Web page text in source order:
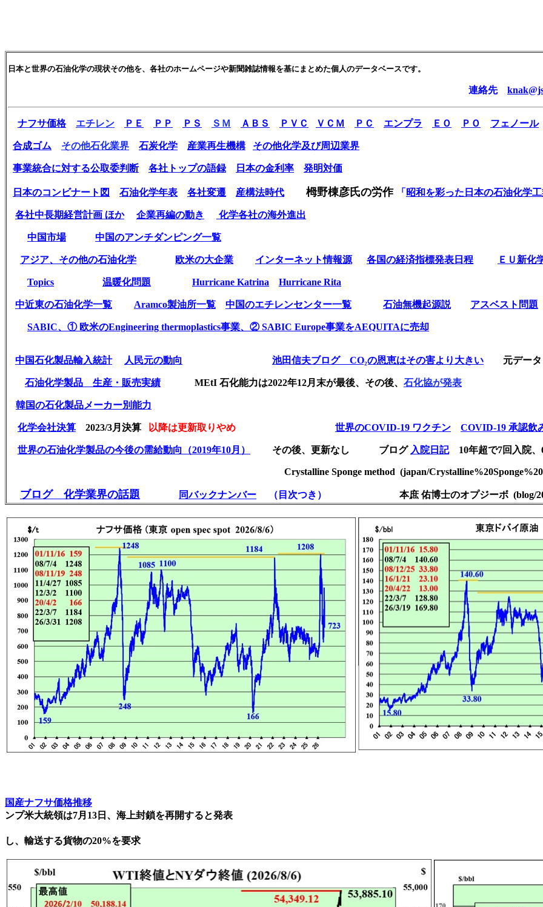
日本と世界の石油化学の現状その他を、各社のホームページや新聞雑誌情報を基にまとめた個人のデータベースです。
連絡先
ナフサ価格 エチレン ＰＥ ＰＰ ＰＳ ＳＭ ＡＢＳ ＰＶＣ ＶＣＭ ＰＣ エンプラ ＥＯ ＰＯ フェノール
合成ゴム その他石化業界 石炭化学 産業再生機構 その他化学及び周辺業界
事業統合に対する公取委判断 各社トップの語録 日本の金利率 発明対価
日本のコンビナート図 石油化学年表 各社変遷 産構法時代 栂野棟彦氏の労作 「 昭和を彩った日本の石油化学
各社中長期経営計画 ほか 企業再編の動き 化学各社の海外進出
中国市場 中国のアンチダンピング一覧
アジア、その他の石油化学 欧米の大企業 インターネット情報源 各国の経済指標発表日程 ＥＵ新化
Topics 温暖化問題 Hurricane Katrina Hurricane Rita
中近東の石油化学一覧 Aramco製油所一覧 中国のエチレンセンター一覧 石油無機起源説 アスベスト問題
SABIC、① 欧米のEngineering thermoplastics事業、② SABIC Europe事業をAEQUITAに売却
中国石化製品輸入統計 人民元の動向 池田信夫ブログ CO₂の恩恵はその害より大きい 元デー
石油化学製品 生産・販売実績 MEtI 石化能力は2022年12月末が最後、その後、 石化協が発表
韓国の石化製品メーカー別能力
化学会社決算 2023/3月決算 以降は更新取りやめ 世界のCOVID-19 ワクチン COVID-19 承認飲
世界の石油化学製品の今後の需給動向（2019年10月） その後、更新なし ブログ 入院日記10年超で7回入院、
Crystalline Sponge method (japan/
ブログ 化学業界の話題 同バックナンバー （目次つき） 本庶 佑博士のオプジーボ (blog/
国産ナフサ価格推移
ンプ米大統領は7月13日、海上封鎖を再開すると発表
し、輸送する貨物の20%を要求